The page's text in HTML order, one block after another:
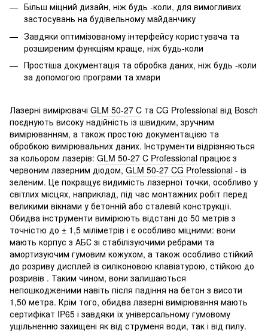
Більш міцний дизайн, ніж будь -коли, для вимогливих
застосувань на будівельному майданчику
Завдяки оптимізованому інтерфейсу користувача та
розширеним функціям краще, ніж будь-коли
Простіша документація та обробка даних, ніж будь -коли
за допомогою програми та хмари
​​​​​​Лазерні вимірювачі GLM 50-27 C та CG Professional від Bosch
поєднують високу надійність із швидким, зручним
вимірюванням, а також простою документацією та
обробкою вимірювальних даних. Інструменти відрізняються
за кольором лазерів: GLM 50-27 C Professional працює з
червоним лазерним діодом, GLM 50-27 CG Professional - із
зеленим. Це покращує видимість лазерної точки, особливо у
світлих місцях, наприклад, під час монтажних робіт перед
великими вікнами у бетонній або сталевій конструкції.
Обидва інструменти вимірюють відстані до 50 метрів з
точністю до ± 1,5 міліметрів і є особливо міцними: вони
мають корпус з АБС зі стабілізуючими ребрами та
амортизуючим гумовим кожухом, а також особливо стійкий
до розриву дисплей із силіконовою клавіатурою, стійкою до
розривів . Таким чином, вони залишаються
непошкодженими навіть після падіння на бетон з висоти
1,50 метра. Крім того, обидва лазерні вимірювання мають
сертифікат IP65 і завдяки їх універсальному гумовому
ущільненню захищені як від струменя води, так і від пилу.